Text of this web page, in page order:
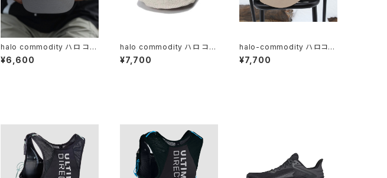
halo commodity ハロ コモ
ディティ / Mesh Bear Cap /
C.Grey
¥6,600
halo commodity ハロ コモ
ディティ / Dry Knit Hat / Ecr
u
¥7,700
halo-commodity ハロコモ
ディティHug Cap / Khaki
¥7,700